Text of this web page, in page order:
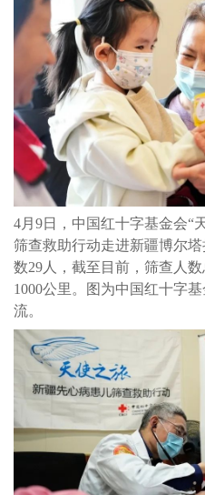
4月9日，中国红十字基金会“
筛查救助行动走进新疆博尔
数29人，截至目前，筛查人
1000公里。图为中国红十字
流。